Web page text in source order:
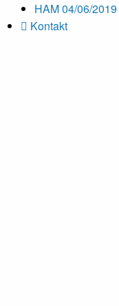
HAM 04/06/2019
Kontakt